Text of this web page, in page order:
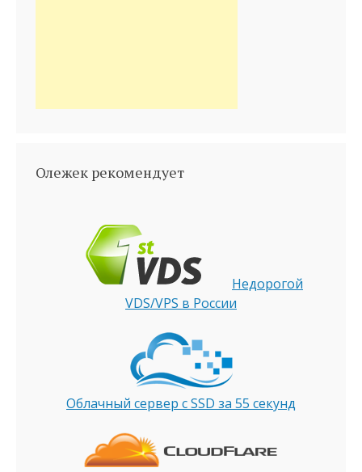
Олежек рекомендует
Недорогой
VDS/VPS в России
Облачный сервер с SSD за 55 секунд